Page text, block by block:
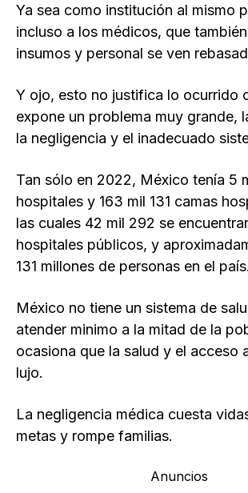
Ya sea como institución al mismo
incluso a los médicos, que
insumos y personal se ven
Y ojo, esto no justifica lo ocurrido
expone un problema muy grande,
la negligencia y el inadecuado
Tan sólo en 2022, México tenía 5
hospitales y 163 mil 131 camas
las cuales 42 mil 292 se
hospitales públicos, y
131 millones de personas en el país.
México no tiene un sistema de
atender minimo a la mitad de la
ocasiona que la salud y el acceso
lujo.
La negligencia médica cuesta
metas y rompe familias.
Anuncios